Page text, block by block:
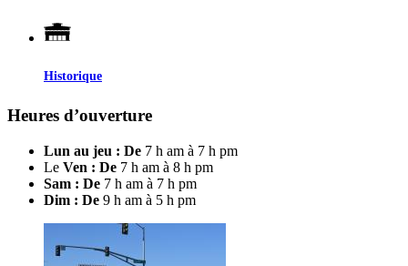
Historique
Heures d’ouverture
Lun au jeu : De 7 h am à 7 h pm
Le Ven : De 7 h am à 8 h pm
Sam : De 7 h am à 7 h pm
Dim : De 9 h am à 5 h pm